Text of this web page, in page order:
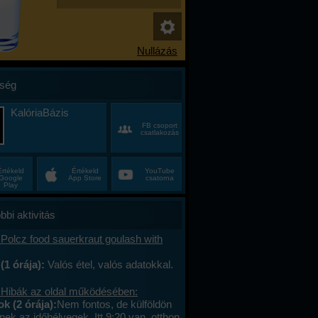
KalóriaBázis
FB csoport
csatlakozás
Play
Értékeld
App Store
YouTube
csatorna
aktivitás
food sauerkraut goulash with
órája): Valós étel, valós adatokkal.
az oldal működésében:
(2 órája):Nem fontos, de külföldön